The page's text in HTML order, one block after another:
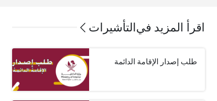
اقرأ المزيد في التأشيرات
طلب إصدار الإقامة الدائمة